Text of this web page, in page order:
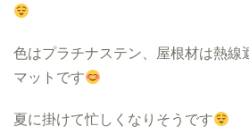
色はプラチナステン、屋根材は熱線
マットです
夏に掛けて忙しくなりそうです